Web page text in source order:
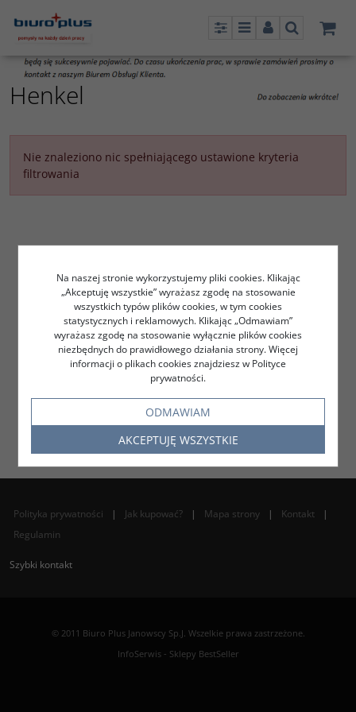
PanelMenuPanelSzukaj
Henkel
Nie znaleziono nic spełniającego ustawione kryteria
filtrowania
Polityka prywatności | Jak kupować? | Mapa strony | Kontakt
|
Regulamin
Szybki kontakt
© 2011 Biuro Plus Janowscy Sp.J. Wszelkie prawa zastrzeżone.
InfoSerwis- Sklepy BestSeller
Na naszej stronie wykorzystujemy pliki cookies. Klikając
„Akceptuję wszystkie” wyrażasz zgodę na stosowanie
wszystkich typów plików cookies, w tym cookies
statystycznych i reklamowych. Klikając „Odmawiam”
wyrażasz zgodę na stosowanie wyłącznie plików cookies
niezbędnych do prawidłowego działania strony. Więcej
informacji o plikach cookies znajdziesz w Polityce
prywatności.
ODMAWIAM
AKCEPTUJĘ WSZYSTKIE